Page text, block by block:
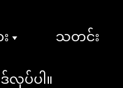
သတင်း
လုပ်ပါ။